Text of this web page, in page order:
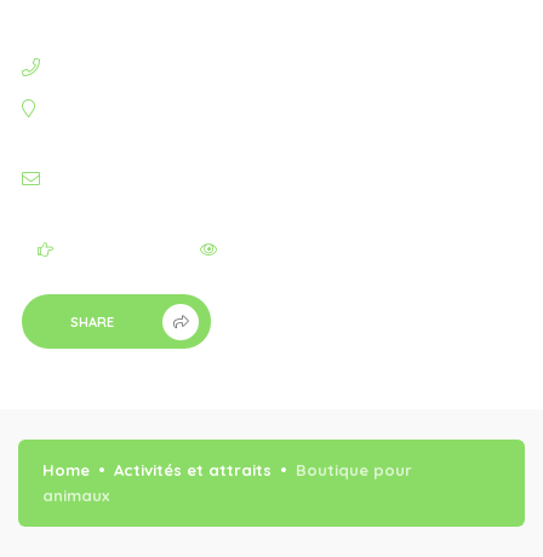
SHARE
Home Activités et attraits
Boutique pour
animaux